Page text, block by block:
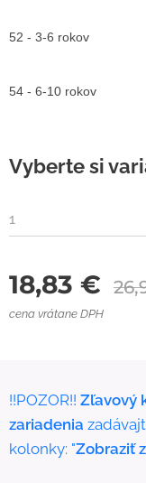
52 - 3-6 rokov
54 - 6-10 rokov
Vyberte si
1
18,83 €
cena vrátane DPH
!!POZOR!! Zľavový
zariadenia
kolonky: "Zobraziť